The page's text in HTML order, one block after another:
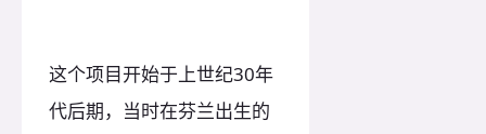
这个项目开始于上世纪30年
代后期，当时在芬兰出生的